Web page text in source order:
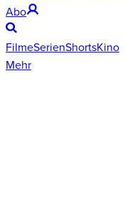
Abo
FilmeSerienShortsKino
Mehr